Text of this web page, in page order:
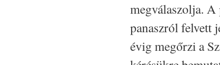
megválaszolja.
panaszról felvett
évig megőrzi a